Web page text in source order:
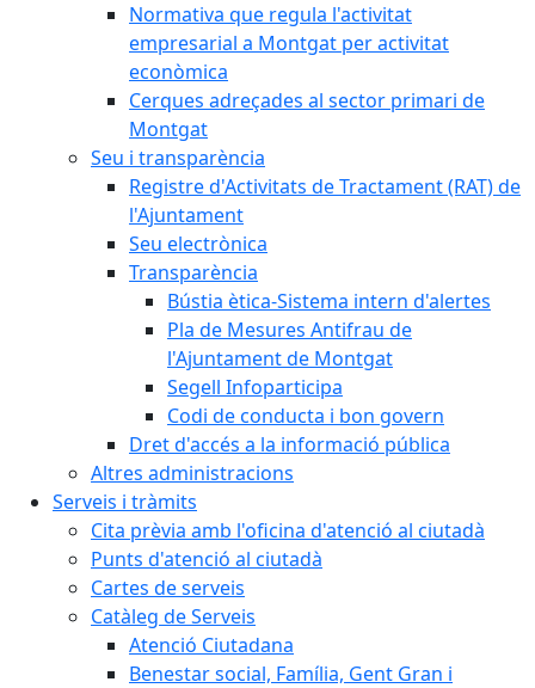
Normativa que regula l'activitat
empresarial a Montgat per activitat
econòmica
Cerques adreçades al sector primari de
Montgat
Seu i transparència
Registre d'Activitats de Tractament (RAT) de
l'Ajuntament
Seu electrònica
Transparència
Bústia ètica-Sistema intern d'alertes
Pla de Mesures Antifrau de
l'Ajuntament de Montgat
Segell Infoparticipa
Codi de conducta i bon govern
Dret d'accés a la informació pública
Altres administracions
Serveis i tràmits
Cita prèvia amb l'oficina d'atenció al ciutadà
Punts d'atenció al ciutadà
Cartes de serveis
Catàleg de Serveis
Atenció Ciutadana
Benestar social, Família, Gent Gran i